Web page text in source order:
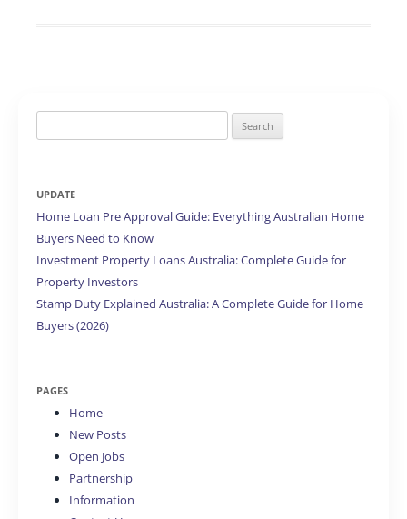
for:
UPDATE
Home Loan Pre Approval Guide: Everything Australian Home
Buyers Need to Know
Investment Property Loans Australia: Complete Guide for
Property Investors
Stamp Duty Explained Australia: A Complete Guide for Home
Buyers (2026)
PAGES
Home
New Posts
Open Jobs
Partnership
Information